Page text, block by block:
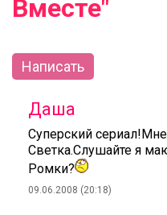
Вместе"
Написать
Даша
Суперский
Светка.Слушайте я
Ромки?
09.06.2008 (20:18)